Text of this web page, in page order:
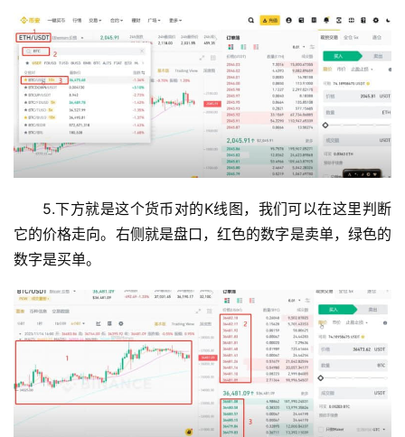
5.下方就是这个货币对的K线图，我们可以在这里判断
它的价格走向。右侧就是盘口，红色的数字是卖单，绿色的
数字是买单。